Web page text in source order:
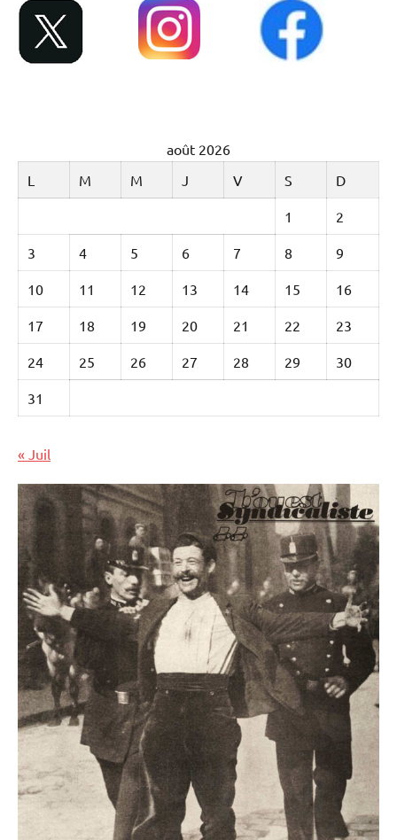
août 2026
L
M M J V S D
1 2
3 4 5 6 7 8 9
10 11 12 13 14 15 16
17 18 19 20 21 22 23
24 25 26 27 28 29 30
31
« Juil